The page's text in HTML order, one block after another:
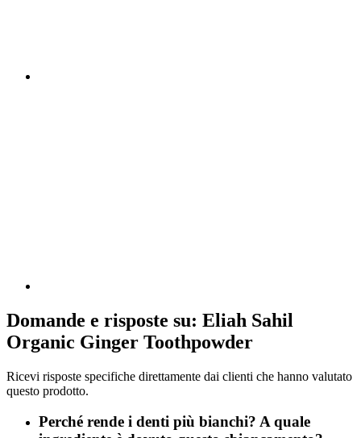
Domande e risposte su: Eliah Sahil
Organic Ginger Toothpowder
Ricevi risposte specifiche direttamente dai clienti che hanno valutato
questo prodotto.
Perché rende i denti più bianchi? A quale